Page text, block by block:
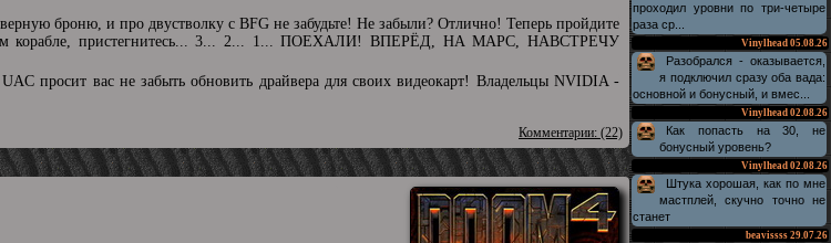
броню, и про двустволку с BFG не забудьте! Не забыли? Отлично! Теперь пройдите
корабле, пристегнитесь... 3... 2... 1... ПОЕХАЛИ! ВПЕРЁД, НА МАРС, НАВСТРЕЧУ
просит вас не забыть обновить драйвера для своих видеокарт! Владельцы NVIDIA -
Комментарии: (22)
проходил уровни по три-четыре
раза ср...
Vinylhead 05.08.26
Разобрался - оказывается,
я подключил сразу оба вада:
основной и бонусный, и вмес...
Vinylhead 02.08.26
Как попасть на 30, не
бонусный уровень?
Vinylhead 02.08.26
Штука хорошая, как по мне
мастплей, скучно точно не
станет
beavissss 29.07.26